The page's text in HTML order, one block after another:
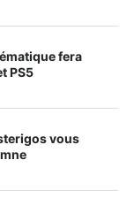
fera
PS5
vous